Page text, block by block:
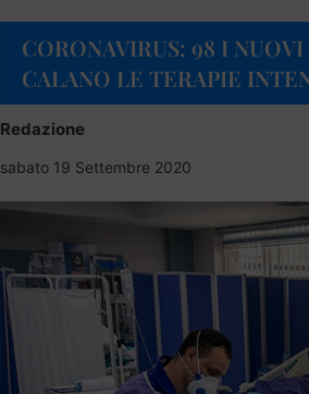
CORONAVIRUS: 98 I
CALANO LE TERAPIE
Redazione
sabato 19 Settembre 2020